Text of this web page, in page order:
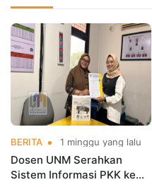
BERITA 1 minggu yang lalu
Dosen UNM Serahkan
Sistem Informasi PKK ke